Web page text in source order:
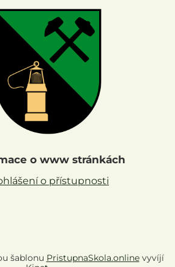
o www stránkách
o přístupnosti
šablonu PristupnaSkola.onlinevyvíjí